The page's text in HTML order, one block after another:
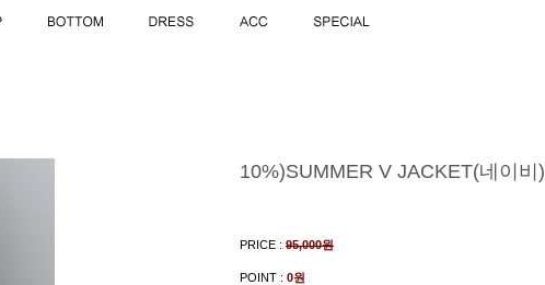
10%)SUMMER V JACKET(네이비)
PRICE : 95,000원
POINT : 0원